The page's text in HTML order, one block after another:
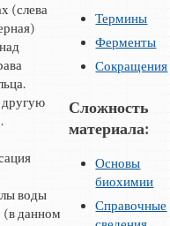
(слева
воды
(в данном
Термины
Ферменты
Сокращения
Сложность
материала:
Основы
биохимии
Справочные